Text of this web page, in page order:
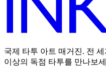
국제 타투 아트 매거진. 전
이상의 독점 타투를 만나보